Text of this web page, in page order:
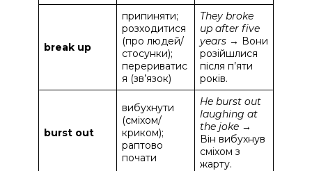
break up
припиняти;
розходитися
(про людей/
стосунки);
перериватис
я (зв’язок)
They broke
up after five
years → Вони
розійшлися
після п’яти
років.
burst out
вибухнути
(сміхом/
криком);
раптово
почати
He burst out
laughing at
the joke →
Він вибухнув
сміхом з
жарту.